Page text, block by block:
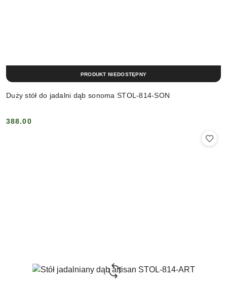
Duży stół do jadalni dąb sonoma STOL-814-SON
Cena:
388.00
PRODUKT NIEDOSTĘPNY